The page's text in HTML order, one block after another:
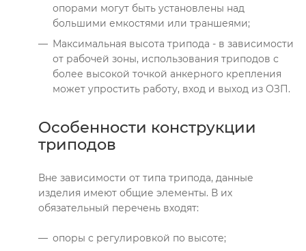
опорами могут быть установлены над
большими емкостями или траншеями;
Максимальная высота трипода - в зависимости
от рабочей зоны, использования триподов с
более высокой точкой анкерного крепления
может упростить работу, вход и выход из ОЗП.
Особенности конструкции
триподов
Вне зависимости от типа трипода, данные
изделия имеют общие элементы. В их
обязательный перечень входят:
опоры с регулировкой по высоте;